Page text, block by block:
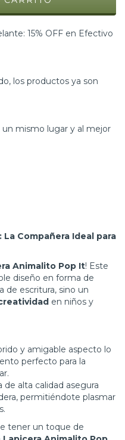
15% OFF en Efectivo
los productos ya son
mismo lugar y al mejor
La Compañera Ideal para
Animalito Pop It! Este
diseño en forma de
de escritura, sino un
en niños y
y amigable aspecto lo
perfecto para la
de alta calidad asegura
permitiéndote plasmar
tener un toque de